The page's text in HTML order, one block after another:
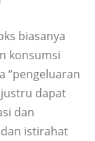
biasanya
konsumsi
“pengeluaran
dapat
dan
istirahat